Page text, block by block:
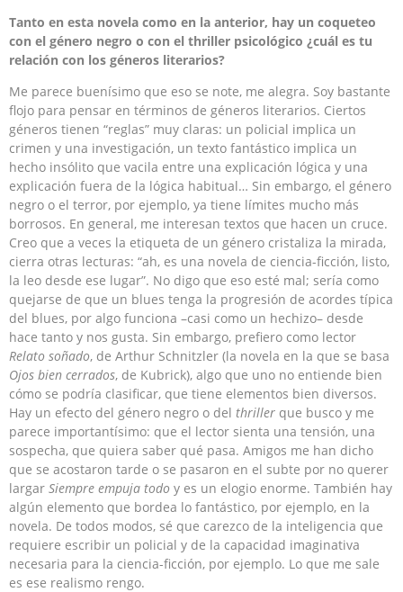
Tanto en esta novela como en la anterior, hay un coqueteo
con el género negro o con el thriller psicológico ¿cuál es tu
relación con los géneros literarios?
Me parece buenísimo que eso se note, me alegra. Soy bastante
flojo para pensar en términos de géneros literarios. Ciertos
géneros tienen “reglas” muy claras: un policial implica un
crimen y una investigación, un texto fantástico implica un
hecho insólito que vacila entre una explicación lógica y una
explicación fuera de la lógica habitual… Sin embargo, el género
negro o el terror, por ejemplo, ya tiene límites mucho más
borrosos. En general, me interesan textos que hacen un cruce.
Creo que a veces la etiqueta de un género cristaliza la mirada,
cierra otras lecturas: “ah, es una novela de ciencia-ficción, listo,
la leo desde ese lugar”. No digo que eso esté mal; sería como
quejarse de que un blues tenga la progresión de acordes típica
del blues, por algo funciona –casi como un hechizo– desde
hace tanto y nos gusta. Sin embargo, prefiero como lector
Relato soñado, de Arthur Schnitzler (la novela en la que se basa
Ojos bien cerrados, de Kubrick), algo que uno no entiende bien
cómo se podría clasificar, que tiene elementos bien diversos.
Hay un efecto del género negro o del thriller que busco y me
parece importantísimo: que el lector sienta una tensión, una
sospecha, que quiera saber qué pasa. Amigos me han dicho
que se acostaron tarde o se pasaron en el subte por no querer
largar Siempre empuja todo y es un elogio enorme. También hay
algún elemento que bordea lo fantástico, por ejemplo, en la
novela. De todos modos, sé que carezco de la inteligencia que
requiere escribir un policial y de la capacidad imaginativa
necesaria para la ciencia-ficción, por ejemplo. Lo que me sale
es ese realismo rengo.